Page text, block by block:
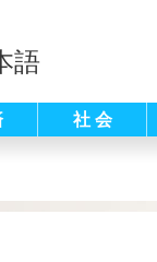
語
社 会